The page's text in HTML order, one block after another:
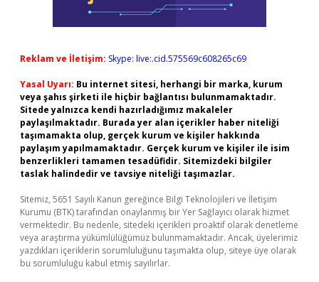
Reklam ve İletişim: Skype: live:.cid.575569c608265c69
Yasal Uyarı: Bu internet sitesi, herhangi bir marka, kurum
veya şahıs şirketi ile hiçbir bağlantısı bulunmamaktadır.
Sitede yalnızca kendi hazırladığımız makaleler
paylaşılmaktadır. Burada yer alan içerikler haber niteliği
taşımamakta olup, gerçek kurum ve kişiler hakkında
paylaşım yapılmamaktadır. Gerçek kurum ve kişiler ile isim
benzerlikleri tamamen tesadüfidir. Sitemizdeki bilgiler
taslak halindedir ve tavsiye niteliği taşımazlar.
Sitemiz, 5651 Sayılı Kanun gereğince Bilgi Teknolojileri ve İletişim
Kurumu (BTK) tarafından onaylanmış bir Yer Sağlayıcı olarak hizmet
vermektedir. Bu nedenle, sitedeki içerikleri proaktif olarak denetleme
veya araştırma yükümlülüğümüz bulunmamaktadır. Ancak, üyelerimiz
yazdıkları içeriklerin sorumluluğunu taşımakta olup, siteye üye olarak
bu sorumluluğu kabul etmiş sayılırlar.